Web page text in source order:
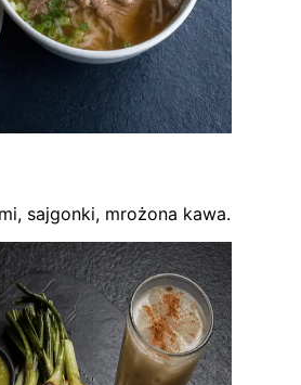
sajgonki, mrożona kawa.